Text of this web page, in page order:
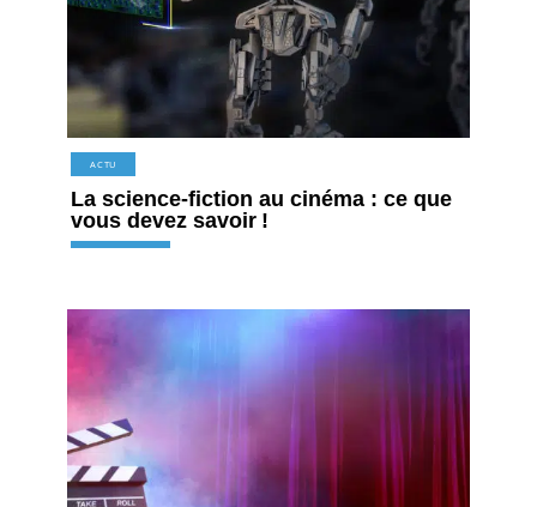
ACTU
La science-fiction au cinéma : ce que
vous devez savoir !